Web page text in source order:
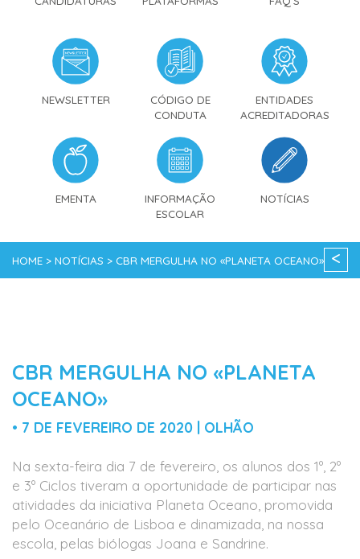
NEWSLETTER
CÓDIGO DE
CONDUTA
ENTIDADES
ACREDITADORAS
EMENTA
INFORMAÇÃO
ESCOLAR
NOTÍCIAS
HOME > NOTÍCIAS > CBR MERGULHA NO «PLANETA OCEANO» <
CBR MERGULHA NO «PLANETA
OCEANO»
• 7 DE FEVEREIRO DE 2020 | OLHÃO
Na sexta-feira dia 7 de fevereiro, os alunos dos 1º, 2º
e 3º Ciclos tiveram a oportunidade de participar nas
atividades da iniciativa Planeta Oceano, promovida
pelo Oceanário de Lisboa e dinamizada, na nossa
escola, pelas biólogas Joana e Sandrine.